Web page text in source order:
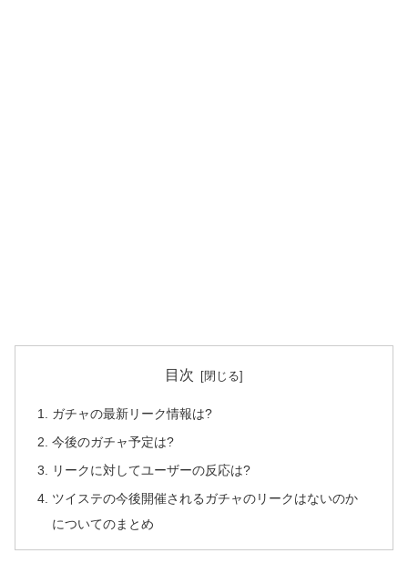
目次
ガチャの最新リーク情報は?
今後のガチャ予定は?
リークに対してユーザーの反応は?
ツイステの今後開催されるガチャのリークはないのか
についてのまとめ